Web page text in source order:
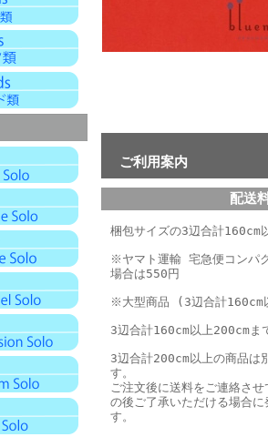
ご利用案内
配送
梱包サイズの3辺合計
※ヤマト運輸 宅急便コンパ
場合は550円
※大型商品 (3辺合計160cm
3辺合計160cm以上200cm
3辺合計200cm以上の商品は
す。
ご注文後に送料をご連絡さ
の後ご了承いただける場合
す。